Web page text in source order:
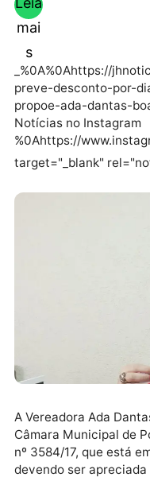
quinta-feira, 10/08/
Leia
mai
s
_%0A%0Ahttps://
preve-desconto-
propoe-ada-dantas-
%0Ahttps://
target="_blank"